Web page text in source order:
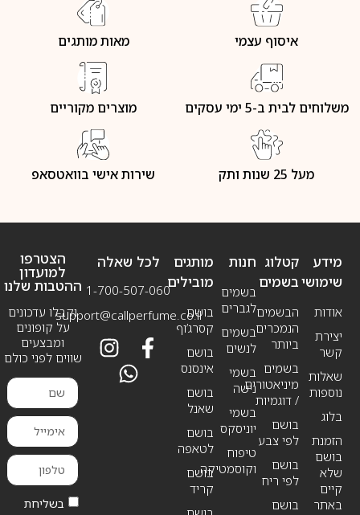
איסוף עצמי מאות מותגים
משלוחים לבית ב-5 ימי עסקים מוצרים מקוריים
מעל 25 שנות ותק שירות אישי בוואטסאפ
מידע
שימושי
אודות
יצירת
קשר
שאלות
נוספות
בלוג
הזמנת
בושם
שלא
קיים
באתר
חנות
בשמים
לגברים
בשמים
לנשים
בשמי
נישה
בשמי
יוניסקס
טיפוח
וקוסמטיקה
קטלוג
בשמים
הבשמים
הנמכרים
ביותר
בשמים
מיניאטורים
/ דוגמיות
בושם
לפי צבע
בושם
לפי ריח
בושם
מותגים
מובילים
בושם
קסרג’וף
בושם
אינסנס
בושם
שאנל
בושם
לטאפה
בושם
קריד
לכל שאלה
1-700-507-060
support@callperfume.co.il
הצטרפו
למועדון
ההטבות שלנו
וקבלו עדכונים
על קופונים
ומבצעים
שווים לפני כולם
בשליחת